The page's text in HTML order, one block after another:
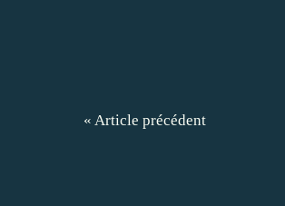
« Article précédent